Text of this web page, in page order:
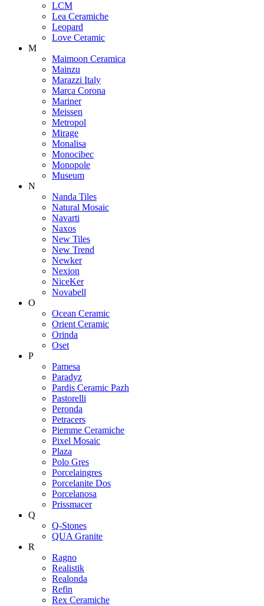
LCM
Lea Ceramiche
Leopard
Love Ceramic
M
Maimoon Ceramica
Mainzu
Marazzi Italy
Marca Corona
Mariner
Meissen
Metropol
Mirage
Monalisa
Monocibec
Monopole
Museum
N
Nanda Tiles
Natural Mosaic
Navarti
Naxos
New Tiles
New Trend
Newker
Nexion
NiceKer
Novabell
O
Ocean Ceramic
Orient Ceramic
Orinda
Oset
P
Pamesa
Paradyz
Pardis Ceramic Pazh
Pastorelli
Peronda
Petracers
Piemme Ceramiche
Pixel Mosaic
Plaza
Polo Gres
Porcelaingres
Porcelanite Dos
Porcelanosa
Prissmacer
Q
Q-Stones
QUA Granite
R
Ragno
Realistik
Realonda
Refin
Rex Ceramiche